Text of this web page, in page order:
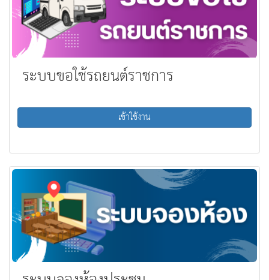
ระบบขอใช้รถยนต์ราชการ
เข้าใช้งาน